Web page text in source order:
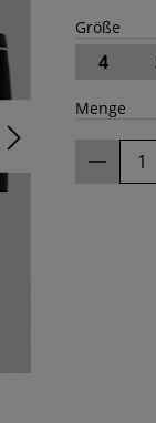
Größe
4
Menge